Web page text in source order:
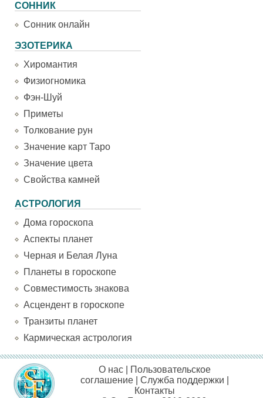
СОННИК
Сонник онлайн
ЭЗОТЕРИКА
Хиромантия
Физиогномика
Фэн-Шуй
Приметы
Толкование рун
Значение карт Таро
Значение цвета
Свойства камней
АСТРОЛОГИЯ
Дома гороскопа
Аспекты планет
Черная и Белая Луна
Планеты в гороскопе
Совместимость знакова
Асцендент в гороскопе
Транзиты планет
Кармическая астрология
О нас
Пользовательское
соглашение |Служба поддержки
Контакты